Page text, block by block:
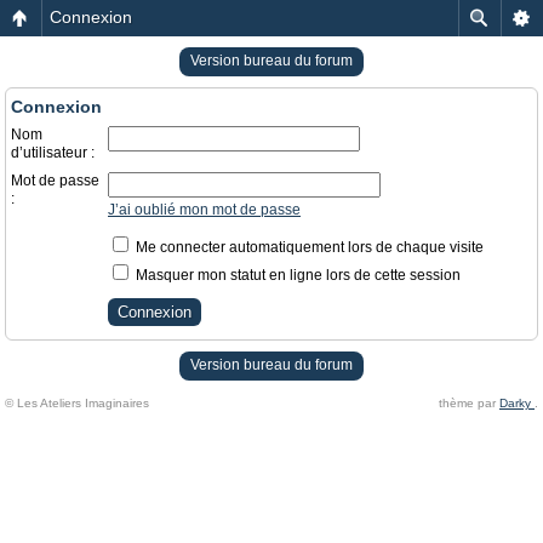
Connexion
Version bureau du forum
Connexion
Nom
d’utilisateur :
Mot de passe
:
J’ai oublié mon mot de passe
Me connecter automatiquement lors de chaque visite
Masquer mon statut en ligne lors de cette session
Version bureau du forum
© Les Ateliers Imaginaires thème par Darky